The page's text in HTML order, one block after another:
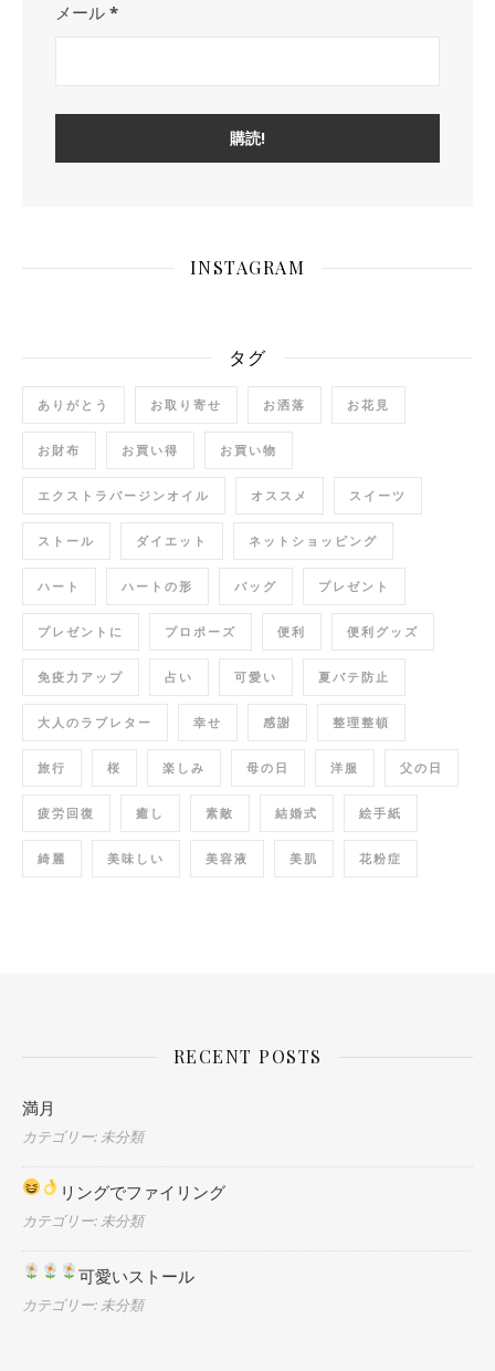
メール *
INSTAGRAM
タグ
ありがとう お取り寄せ お洒落 お花見
お財布 お買い得 お買い物
エクストラバージンオイル オススメ スイーツ
ストール ダイエット ネットショッピング
ハート ハートの形 バッグ プレゼント
プレゼントに プロポーズ 便利 便利グッズ
免疫力アップ 占い 可愛い 夏バテ防止
大人のラブレター 幸せ 感謝 整理整頓
旅行 桜 楽しみ 母の日 洋服 父の日
疲労回復 癒し 素敵 結婚式 絵手紙
綺麗 美味しい 美容液 美肌 花粉症
RECENT POSTS
満月
カテゴリー: 未分類
リングでファイリング
カテゴリー: 未分類
可愛いストール
カテゴリー: 未分類